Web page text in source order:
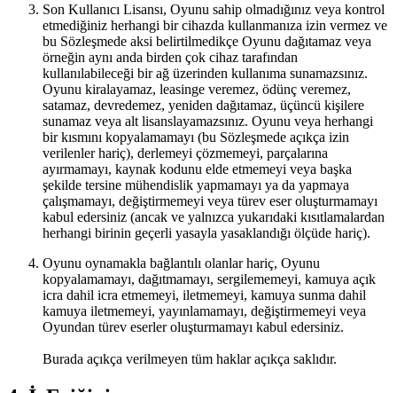
Son Kullanıcı Lisansı, Oyunu sahip olmadığınız veya kontrol
etmediğiniz herhangi bir cihazda kullanmanıza izin vermez ve
bu Sözleşmede aksi belirtilmedikçe Oyunu dağıtamaz veya
örneğin aynı anda birden çok cihaz tarafından
kullanılabileceği bir ağ üzerinden kullanıma sunamazsınız.
Oyunu kiralayamaz, leasinge veremez, ödünç veremez,
satamaz, devredemez, yeniden dağıtamaz, üçüncü kişilere
sunamaz veya alt lisanslayamazsınız. Oyunu veya herhangi
bir kısmını kopyalamamayı (bu Sözleşmede açıkça izin
verilenler hariç), derlemeyi çözmemeyi, parçalarına
ayırmamayı, kaynak kodunu elde etmemeyi veya başka
şekilde tersine mühendislik yapmamayı ya da yapmaya
çalışmamayı, değiştirmemeyi veya türev eser oluşturmamayı
kabul edersiniz (ancak ve yalnızca yukarıdaki kısıtlamalardan
herhangi birinin geçerli yasayla yasaklandığı ölçüde hariç).
Oyunu oynamakla bağlantılı olanlar hariç, Oyunu
kopyalamamayı, dağıtmamayı, sergilememeyi, kamuya açık
icra dahil icra etmemeyi, iletmemeyi, kamuya sunma dahil
kamuya iletmemeyi, yayınlamamayı, değiştirmemeyi veya
Oyundan türev eserler oluşturmamayı kabul edersiniz.
Burada açıkça verilmeyen tüm haklar açıkça saklıdır.